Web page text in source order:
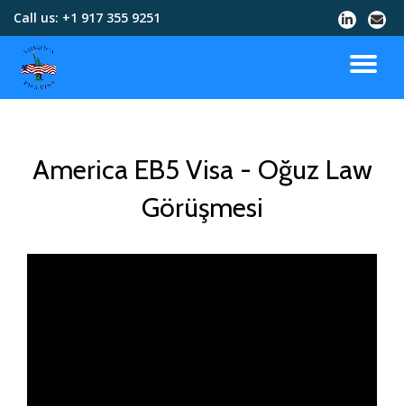
content
Call us: +1 917 355 9251
America EB5 Visa - Oğuz Law
Görüşmesi